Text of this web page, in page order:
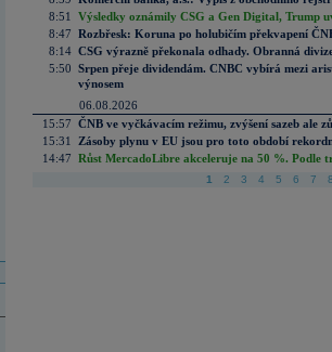
8:51
Výsledky oznámily CSG a Gen Digital, Trump
8:47 Rozbřesk: Koruna po holubičím překvapení
8:14 CSG výrazně překonala odhady. Obranná
5:50 Srpen přeje dividendám. CNBC vybírá mezi
výnosem
06.08.2026
15:57 ČNB ve vyčkávacím režimu, zvýšení sazeb ale
15:31
Zásoby plynu v EU jsou pro toto období
14:47 Růst MercadoLibre akceleruje na 50 %. Podle
1 2 3 4 5 6 7 8